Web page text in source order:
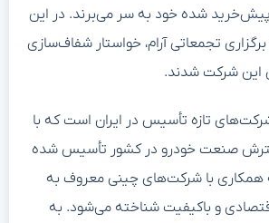
شده خود به سر می‌برند. در این
تجمعاتی آرام، خواستار شفاف‌سازی
این شرکت شدند.
شرکت‌های تازه تأسیس در ایران است که با
صنعت خودرو در کشور تأسیس شده
با شرکت‌های چینی معروف به
و باکیفیت شناخته می‌شود. به